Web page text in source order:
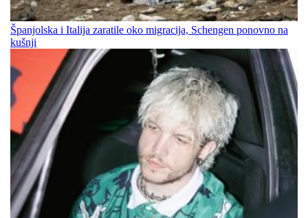
Španjolska i Italija zaratile oko migracija, Schengen ponovno na
kušnji